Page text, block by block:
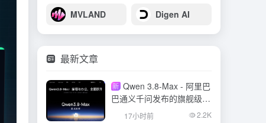
MVLAND Digen AI
最新文章
新 Qwen 3.8-Max - 阿里巴
巴通义千问发布的旗舰级大
模型17小时前 2.2K